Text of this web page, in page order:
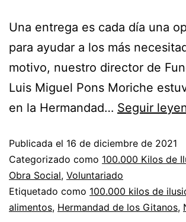
Una entrega es cada día una
para ayudar a los más
motivo, nuestro director de
Luis Miguel Pons Moriche
en la Hermandad… Seguir
Publicada el 16 de diciembre de 2021
Categorizado como 100.000 Kilos de
Obra Social, Voluntariado
Etiquetado como 100.000 kilos de
alimentos, Hermandad de los Gitanos,